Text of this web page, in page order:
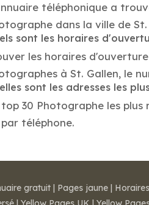
téléphonique a
dans la ville de St.
sont les horaires
les horaires
à St. Gallen, le
sont les adresses les
30 Photographe les
téléphone.
gratuit | Pages jaune |